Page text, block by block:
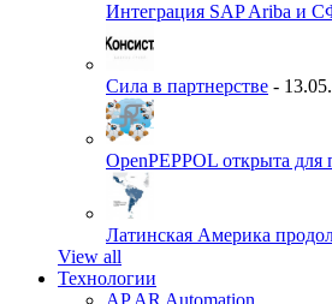
Интеграция SAP Ariba и
Сила в партнерстве -
OpenPEPPOL открыта для
Латинская Америка
View all
Технологии